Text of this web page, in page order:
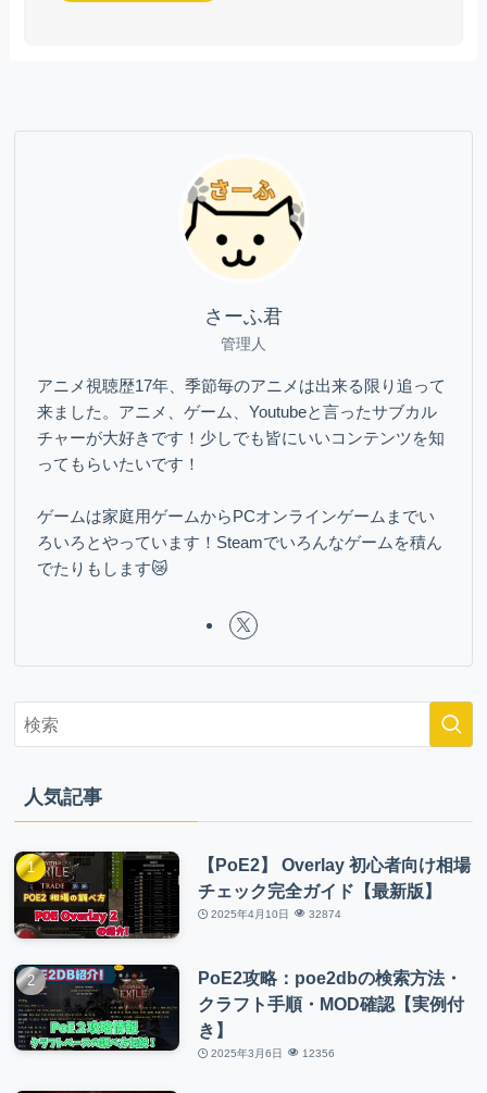
さーふ君
管理人
アニメ視聴歴17年、季節毎のアニメは出来る限り追って
来ました。アニメ、ゲーム、Youtubeと言ったサブカル
チャーが大好きです！少しでも皆にいいコンテンツを知
ってもらいたいです！
ゲームは家庭用ゲームからPCオンラインゲームまでい
ろいろとやっています！Steamでいろんなゲームを積ん
でたりもします😿
人気記事
【PoE2】 Overlay 初心者向け相場
チェック完全ガイド【最新版】
2025年4月10日 32874
PoE2攻略：poe2dbの検索方法・
クラフト手順・MOD確認【実例付
き】
2025年3月6日 12356